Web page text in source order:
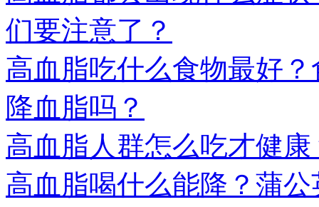
们要注意了？
高血脂吃什么食物最好
降血脂吗？
高血脂人群怎么吃才健
高血脂喝什么能降？蒲